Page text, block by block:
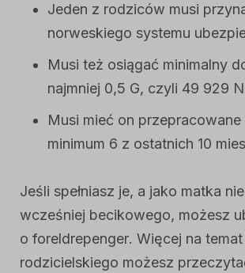
Jeden z rodziców musi
norweskiego systemu
Musi też osiągać minimalny
najmniej 0,5 G, czyli 49 929
Musi mieć on
minimum 6 z ostatnich 10
Jeśli spełniasz je, a jako matka
wcześniej becikowego, możesz
o foreldrepenger. Więcej na temat
rodzicielskiego możesz